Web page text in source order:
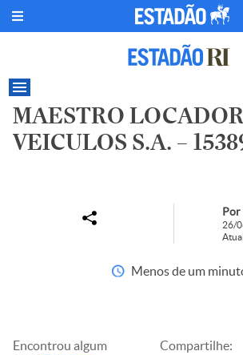
MAESTRO
VEICULOS S.A. –
Por
26/
Menos de um
Encontrou algum
Compartilhe: